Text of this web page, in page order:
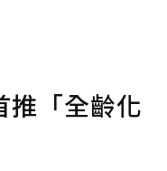
推「全齡化